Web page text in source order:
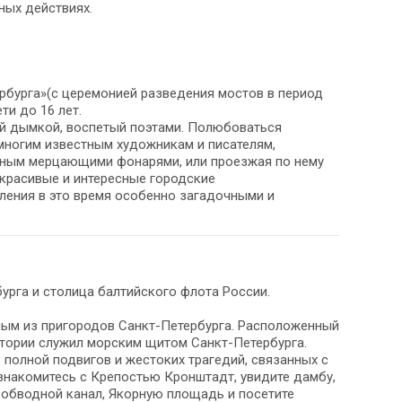
действиях.
церемонией разведения мостов в период
до 16 лет.
дымкой, воспетый поэтами. Полюбоваться
известным художникам и писателям,
мерцающими фонарями, или проезжая по нему
и интересные городские
в это время особенно загадочными и
и столица балтийского флота России.
из пригородов Санкт-Петербурга. Расположенный
служил морским щитом Санкт-Петербурга.
подвигов и жестоких трагедий, связанных с
с Крепостью Кронштадт, увидите дамбу,
канал, Якорную площадь и посетите